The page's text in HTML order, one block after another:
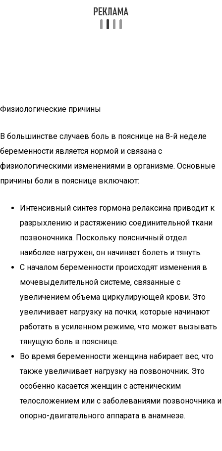
Физиологические причины
В большинстве случаев боль в пояснице на 8-й неделе
беременности является нормой и связана с
физиологическими изменениями в организме. Основные
причины боли в пояснице включают:
Интенсивный синтез гормона релаксина приводит к
разрыхлению и растяжению соединительной ткани
позвоночника. Поскольку поясничный отдел
наиболее нагружен, он начинает болеть и тянуть.
С началом беременности происходят изменения в
мочевыделительной системе, связанные с
увеличением объема циркулирующей крови. Это
увеличивает нагрузку на почки, которые начинают
работать в усиленном режиме, что может вызывать
тянущую боль в пояснице.
Во время беременности женщина набирает вес, что
также увеличивает нагрузку на позвоночник. Это
особенно касается женщин с астеническим
телосложением или с заболеваниями позвоночника и
опорно-двигательного аппарата в анамнезе.